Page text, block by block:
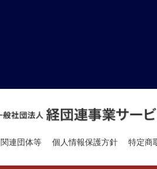
関連団体等 個人情報保護方針 特定商